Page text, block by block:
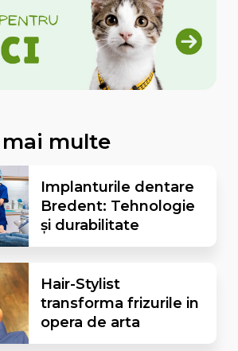
multe
Implanturile dentare
Bredent: Tehnologie
și durabilitate
Hair-Stylist
transforma frizurile in
opera de arta